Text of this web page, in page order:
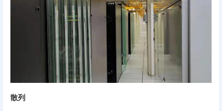
散列